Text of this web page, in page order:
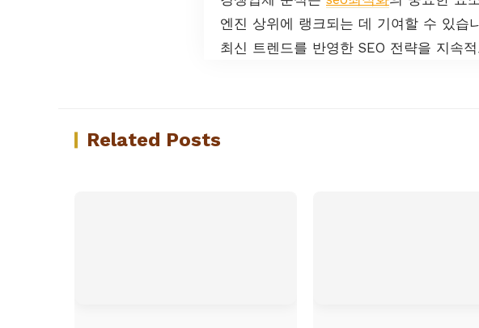
엔진 상위에 랭크되는 데 기여할 수 있습
최신 트렌드를 반영한 SEO 전략을 지속
Related Posts